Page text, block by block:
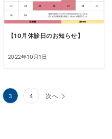
【10月休診日のお知らせ】
2022年10月1日
3 4 次へ